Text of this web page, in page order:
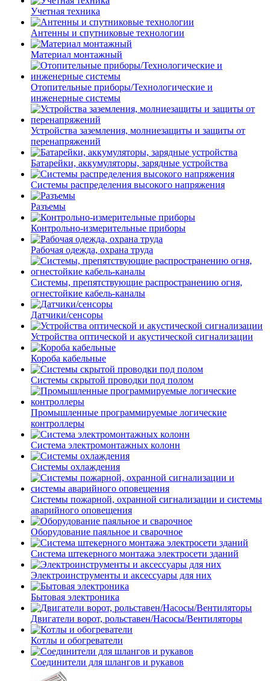
Учетная техника
Антенны и спутниковые технологии
Материал монтажный
Отопительные приборы/Технологические и
инженерные системы
Устройства заземления, молниезащиты и защиты от
перенапряжений
Батарейки, аккумуляторы, зарядные устройства
Системы распределения высокого напряжения
Разъемы
Контрольно-измерительные приборы
Рабочая одежда, охрана труда
Системы, препятствующие распространению огня,
огнестойкие кабель-каналы
Датчики/сенсоры
Устройства оптической и акустической сигнализации
Короба кабельные
Системы скрытой проводки под полом
Промышленные программируемые логические
контроллеры
Система электромонтажных колонн
Системы охлаждения
Системы пожарной, охранной сигнализации и системы
аварийного оповещения
Оборудование паяльное и сварочное
Система штекерного монтажа электросети зданий
Электроинструменты и аксессуары для них
Бытовая электроника
Двигатели ворот, рольставен/Насосы/Вентиляторы
Котлы и обогреватели
Соединители для шлангов и рукавов